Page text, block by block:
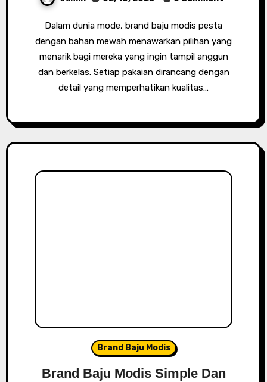
Dalam dunia mode, brand baju modis pesta
dengan bahan mewah menawarkan pilihan yang
menarik bagi mereka yang ingin tampil anggun
dan berkelas. Setiap pakaian dirancang dengan
detail yang memperhatikan kualitas…
Brand Baju Modis
Brand Baju Modis Simple Dan